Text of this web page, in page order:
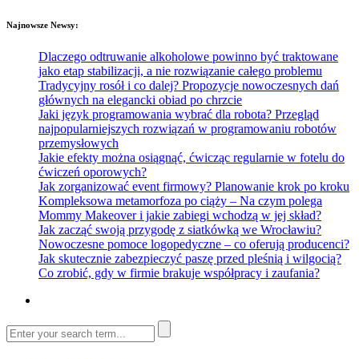
Najnowsze Newsy:
Dlaczego odtruwanie alkoholowe powinno być traktowane
jako etap stabilizacji, a nie rozwiązanie całego problemu
Tradycyjny rosół i co dalej? Propozycje nowoczesnych dań
głównych na elegancki obiad po chrzcie
Jaki język programowania wybrać dla robota? Przegląd
najpopularniejszych rozwiązań w programowaniu robotów
przemysłowych
Jakie efekty można osiągnąć, ćwicząc regularnie w fotelu do
ćwiczeń oporowych?
Jak zorganizować event firmowy? Planowanie krok po kroku
Kompleksowa metamorfoza po ciąży – Na czym polega
Mommy Makeover i jakie zabiegi wchodzą w jej skład?
Jak zacząć swoją przygodę z siatkówką we Wrocławiu?
Nowoczesne pomoce logopedyczne – co oferują producenci?
Jak skutecznie zabezpieczyć paszę przed pleśnią i wilgocią?
Co zrobić, gdy w firmie brakuje współpracy i zaufania?